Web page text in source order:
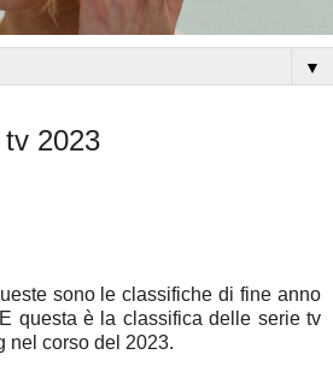
▼
2023
sono le classifiche di fine anno
questa è la classifica delle serie tv
nel corso del 2023.